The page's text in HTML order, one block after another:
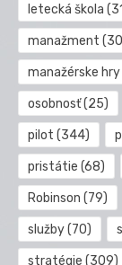
letecká škola
manažment
manažérske hry
osobnosť(25)
pilot (344)
pristátie (68)
Robinson (79)
služby(70)
stratégie (309)